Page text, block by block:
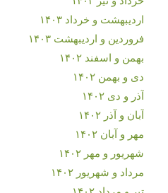
اردیبهشت و خرداد ۱۴۰۳
فروردین و اردیبهشت ۱۴۰۳
بهمن و اسفند ۱۴۰۲
دی و بهمن ۱۴۰۲
آذر و دی ۱۴۰۲
آبان و آذر ۱۴۰۲
مهر و آبان ۱۴۰۲
شهریور و مهر ۱۴۰۲
مرداد و شهریور ۱۴۰۲